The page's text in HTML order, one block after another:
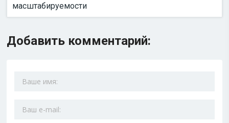
масштабируемости
Добавить комментарий: